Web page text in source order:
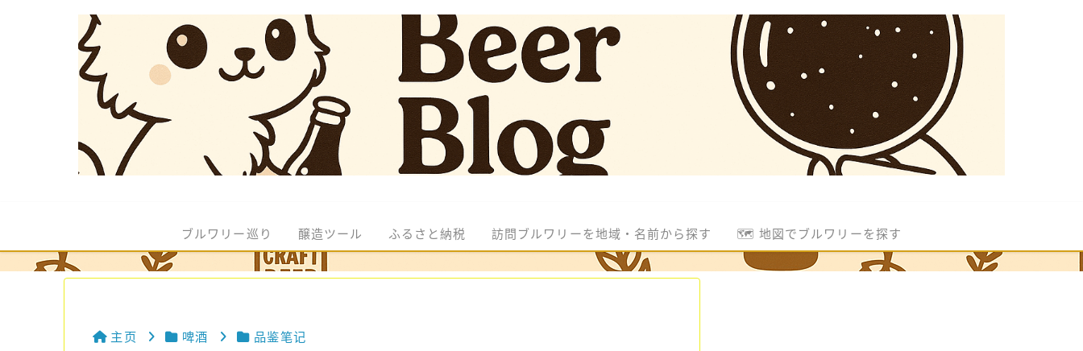
ブルワリー巡り 醸造ツール ふるさと納税 訪問ブルワリーを地域・名前から探す 🗺️ 地図でブルワリーを探す
主页 啤酒 品鉴笔记